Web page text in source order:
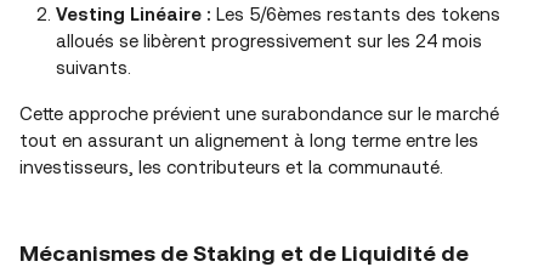
Vesting Linéaire : Les 5/6èmes restants des tokens
alloués se libèrent progressivement sur les 24 mois
suivants.
Cette approche prévient une surabondance sur le marché
tout en assurant un alignement à long terme entre les
investisseurs, les contributeurs et la communauté.
Mécanismes de Staking et de Liquidité de